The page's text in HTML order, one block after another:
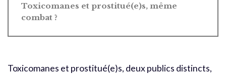
Toxicomanes et prostitué(e)s, même
combat ?
Toxicomanes et prostitué(e)s, deux publics distincts,